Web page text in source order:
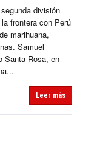
división
frontera con Perú
marihuana,
Samuel
Santa Rosa, en
Leer más